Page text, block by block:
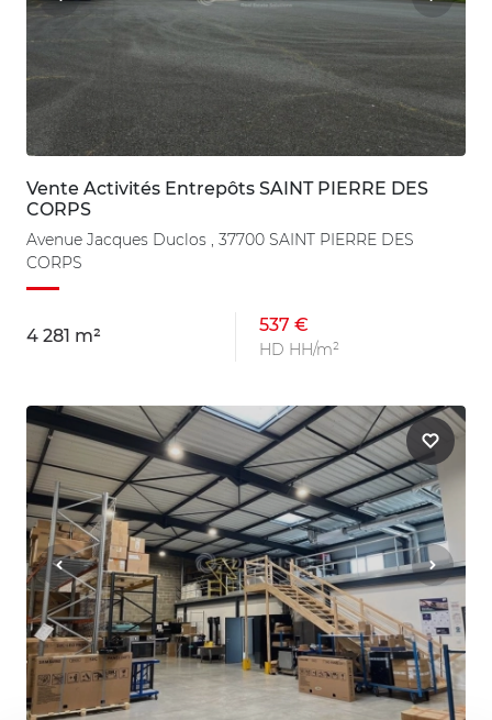
Vente Activités Entrepôts SAINT PIERRE DES
CORPS
Avenue Jacques Duclos , 37700 SAINT PIERRE DES
CORPS
4 281 m²
537 €
HD HH/m²